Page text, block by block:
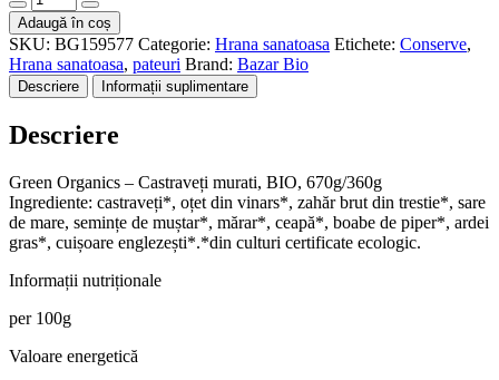
Castraveti
murati,
bio,
670g
/
Green
Adaugă în coș
SKU: BG159577 Categorie: Hrana sanatoasa Etichete: Conserve,
Hrana sanatoasa, pateuri Brand: Bazar Bio
Descriere Informații suplimentare
Descriere
Green Organics – Castraveți murati, BIO, 670g/360g
Ingrediente: castraveți*, oțet din vinars*, zahăr brut din trestie*, sare
de mare, semințe de muștar*, mărar*, ceapă*, boabe de piper*, ardei
gras*, cuișoare englezești*.*din culturi certificate ecologic.
Informații nutriționale
per 100g
Valoare energetică